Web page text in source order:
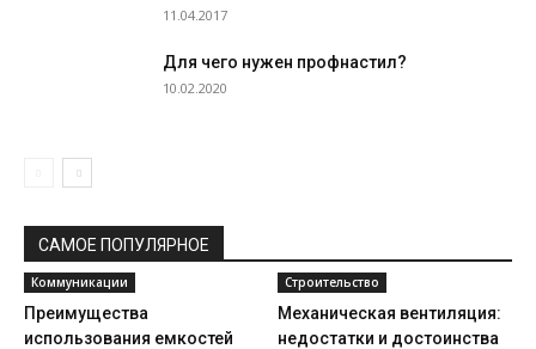
11.04.2017
Для чего нужен профнастил?
10.02.2020
САМОЕ ПОПУЛЯРНОЕ
Коммуникации
Преимущества
использования емкостей
Строительство
Механическая вентиляция:
недостатки и достоинства